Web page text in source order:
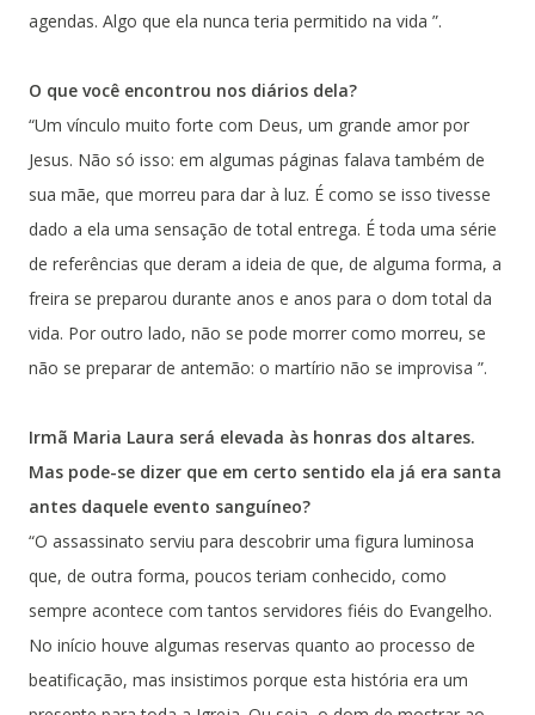
agendas. Algo que ela nunca teria permitido na vida ”.
O que você encontrou nos diários dela?
“Um vínculo muito forte com Deus, um grande amor por
Jesus. Não só isso: em algumas páginas falava também de
sua mãe, que morreu para dar à luz. É como se isso tivesse
dado a ela uma sensação de total entrega. É toda uma série
de referências que deram a ideia de que, de alguma forma, a
freira se preparou durante anos e anos para o dom total da
vida. Por outro lado, não se pode morrer como morreu, se
não se preparar de antemão: o martírio não se improvisa ”.
Irmã Maria Laura será elevada às honras dos altares.
Mas pode-se dizer que em certo sentido ela já era santa
antes daquele evento sanguíneo?
“O assassinato serviu para descobrir uma figura luminosa
que, de outra forma, poucos teriam conhecido, como
sempre acontece com tantos servidores fiéis do Evangelho.
No início houve algumas reservas quanto ao processo de
beatificação, mas insistimos porque esta história era um